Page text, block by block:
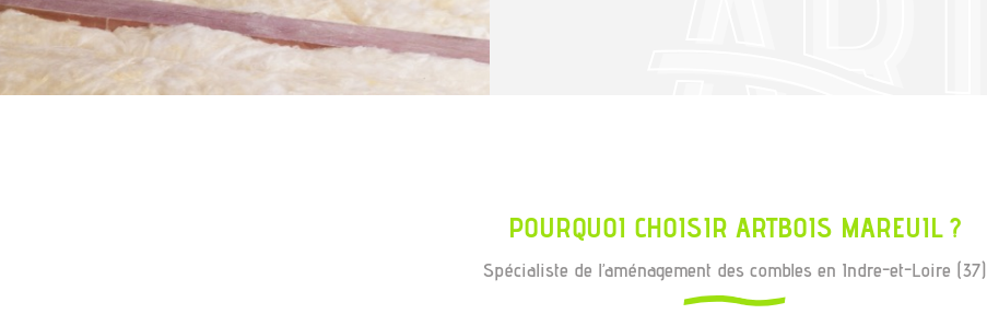
POURQUOI CHOISIR ARTBOIS MAREUIL ?
Spécialiste de l’aménagement des combles en Indre-et-Loire (37)